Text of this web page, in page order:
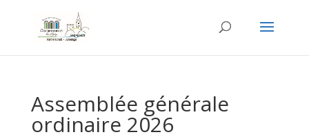
Assemblée générale
ordinaire 2026